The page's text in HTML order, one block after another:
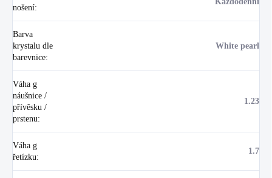
nošení:
Barva
krystalu dle
barevnice:
White pearl
Váha g
náušnice /
přívěsku /
prstenu:
1.23
Váha g
řetízku:
1.7